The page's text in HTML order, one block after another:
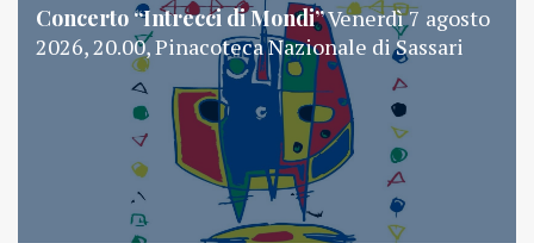
Concerto “Intrecci di Mondi”Venerdì 7 agosto
2026, 20.00, Pinacoteca Nazionale di Sassari